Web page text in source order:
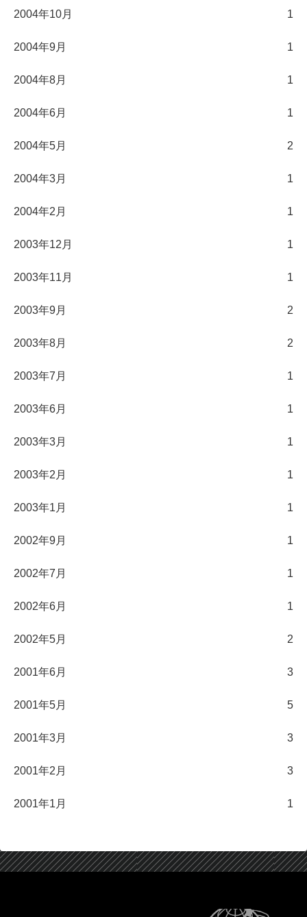
2004年10月 1
2004年9月 1
2004年8月 1
2004年6月 1
2004年5月 2
2004年3月 1
2004年2月 1
2003年12月 1
2003年11月 1
2003年9月 2
2003年8月 2
2003年7月 1
2003年6月 1
2003年3月 1
2003年2月 1
2003年1月 1
2002年9月 1
2002年7月 1
2002年6月 1
2002年5月 2
2001年6月 3
2001年5月 5
2001年3月 3
2001年2月 3
2001年1月 1